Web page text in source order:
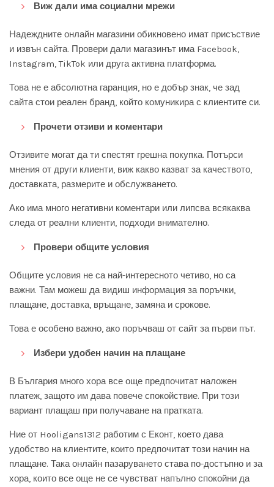
Виж дали има социални мрежи
Надеждните онлайн магазини обикновено имат присъствие
и извън сайта. Провери дали магазинът има Facebook,
Instagram, TikTok или друга активна платформа.
Това не е абсолютна гаранция, но е добър знак, че зад
сайта стои реален бранд, който комуникира с клиентите си.
Прочети отзиви и коментари
Отзивите могат да ти спестят грешна покупка. Потърси
мнения от други клиенти, виж какво казват за качеството,
доставката, размерите и обслужването.
Ако има много негативни коментари или липсва всякаква
следа от реални клиенти, подходи внимателно.
Провери общите условия
Общите условия не са най-интересното четиво, но са
важни. Там можеш да видиш информация за поръчки,
плащане, доставка, връщане, замяна и срокове.
Това е особено важно, ако поръчваш от сайт за първи път.
Избери удобен начин на плащане
В България много хора все още предпочитат наложен
платеж, защото им дава повече спокойствие. При този
вариант плащаш при получаване на пратката.
Ние от Hooligans1312 работим с Еконт, което дава
удобство на клиентите, които предпочитат този начин на
плащане. Така онлайн пазаруването става по-достъпно и за
хора, които все още не се чувстват напълно спокойни да